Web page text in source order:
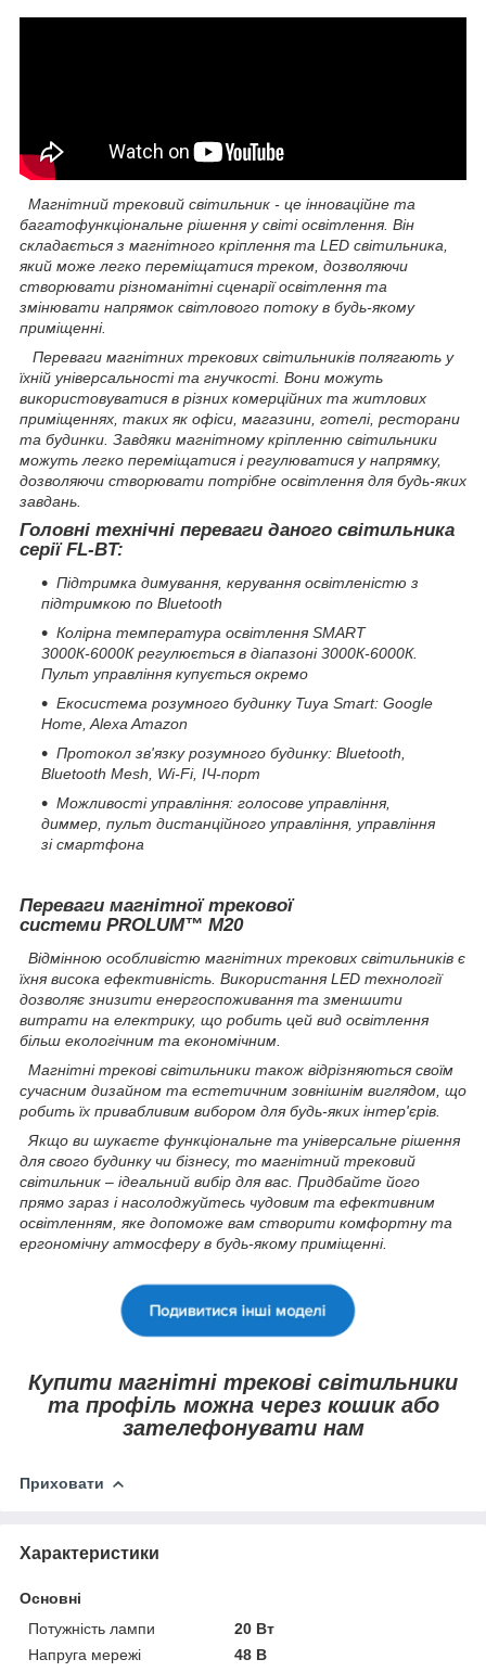
Магнітний трековий світильник - це інноваційне та
багатофункціональне рішення у світі освітлення. Він
складається з магнітного кріплення та LED світильника,
який може легко переміщатися треком, дозволяючи
створювати різноманітні сценарії освітлення та
змінювати напрямок світлового потоку в будь-якому
приміщенні.
Переваги магнітних трекових світильників полягають у
їхній універсальності та гнучкості. Вони можуть
використовуватися в різних комерційних та житлових
приміщеннях, таких як офіси, магазини, готелі, ресторани
та будинки. Завдяки магнітному кріпленню світильники
можуть легко переміщатися і регулюватися у напрямку,
дозволяючи створювати потрібне освітлення для будь-яких
завдань.
Головні технічні переваги даного світильника
серії FL-BT:
Підтримка димування, керування освітленістю з
підтримкою по Bluetooth
Колірна температура освітлення SMART
3000К-6000К регулюється в діапазоні 3000К-6000К.
Пульт управління купується окремо
Екосистема розумного будинку Tuya Smart: Google
Home, Alexa Amazon
Протокол зв'язку розумного будинку: Bluetooth,
Bluetooth Mesh, Wi-Fi, ІЧ-порт
Можливості управління: голосове управління,
диммер, пульт дистанційного управління, управління
зі смартфона
Переваги магнітної трекової
системи PROLUM™ М20
Відмінною особливістю магнітних трекових світильників є
їхня висока ефективність. Використання LED технології
дозволяє знизити енергоспоживання та зменшити
витрати на електрику, що робить цей вид освітлення
більш екологічним та економічним.
Магнітні трекові світильники також відрізняються своїм
сучасним дизайном та естетичним зовнішнім виглядом, що
робить їх привабливим вибором для будь-яких інтер'єрів.
Якщо ви шукаєте функціональне та універсальне рішення
для свого будинку чи бізнесу, то магнітний трековий
світильник – ідеальний вибір для вас. Придбайте його
прямо зараз і насолоджуйтесь чудовим та ефективним
освітленням, яке допоможе вам створити комфортну та
ергономічну атмосферу в будь-якому приміщенні.
Купити магнітні трекові світильники
та профіль можна через кошик або
зателефонувати нам
Приховати
Характеристики
Основні
Потужність лампи
20 Вт
Напруга мережі
48 В